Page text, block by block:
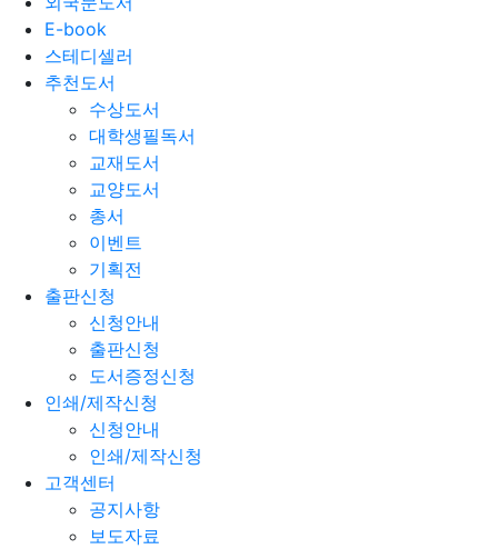
E-book
스테디셀러
추천도서
수상도서
대학생필독서
교재도서
교양도서
총서
이벤트
기획전
출판신청
신청안내
출판신청
도서증정신청
인쇄/제작신청
신청안내
인쇄/제작신청
고객센터
공지사항
보도자료